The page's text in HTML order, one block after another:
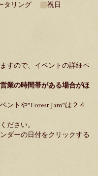
タリング
祝日
すので、イベントの詳細ペ
業の時間帯がある場合がほ
ントや"Forest Jam"は２４
ださい。
ダーの日付をクリックする